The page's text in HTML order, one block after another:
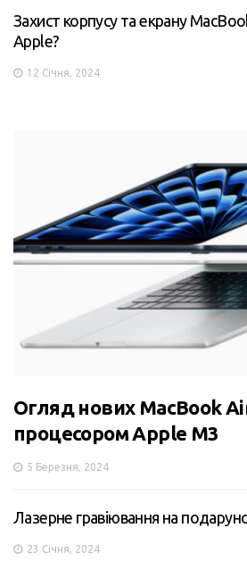
Захист корпусу та екрану
Apple?
12 Січня, 2024
Огляд нових MacBook
процесором Apple M3
5 Березня, 2024
Лазерне гравіювання на
23 Січня, 2024